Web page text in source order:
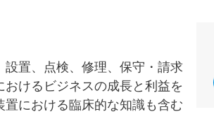
置、点検、修理、保守・請求
けるビジネスの成長と利益を
における臨床的な知識も含む